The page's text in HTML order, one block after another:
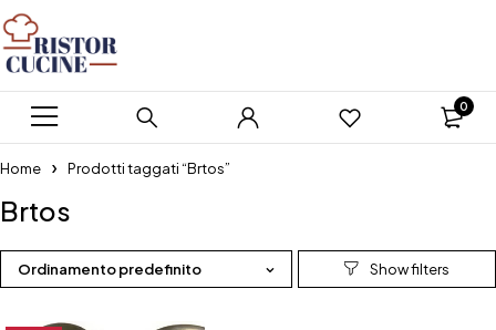
0
Home Prodotti taggati “Brtos”
Brtos
Ordinamento predefinito